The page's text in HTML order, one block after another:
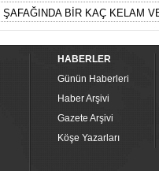
ŞAFAĞINDA BİR KAÇ KELAM
HABERLER
Günün Haberleri
Haber Arşivi
Gazete Arşivi
Köşe Yazarları